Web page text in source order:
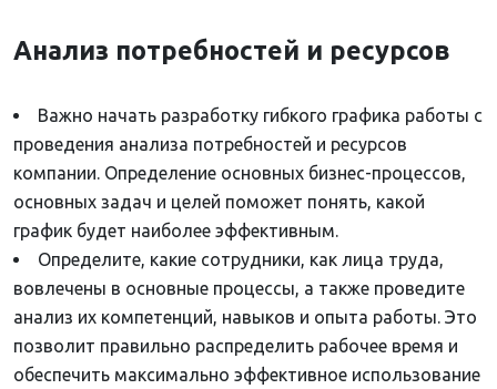
Анализ потребностей и ресурсов
Важно начать разработку гибкого графика работы с
проведения анализа потребностей и ресурсов
компании. Определение основных бизнес-процессов,
основных задач и целей поможет понять, какой
график будет наиболее эффективным.
Определите, какие сотрудники, как лица труда,
вовлечены в основные процессы, а также проведите
анализ их компетенций, навыков и опыта работы. Это
позволит правильно распределить рабочее время и
обеспечить максимально эффективное использование